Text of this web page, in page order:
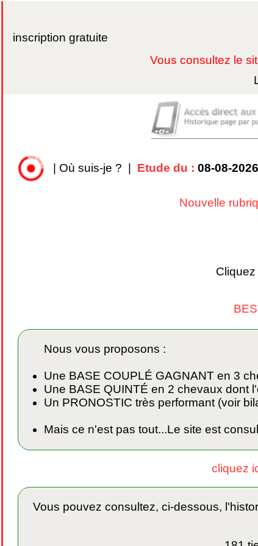
inscription gratuite
Vous consultez le
| Où suis-je ? | Etude du : 08-08-2026
Nouvelle
Nous vous proposons :
Une BASE COUPLÉ GAGNANT en 3
Une BASE QUINTÉ en 2 chevaux dont
Un PRONOSTIC très performant (voir
Mais ce n'est pas tout...Le site est
cliquez
Vous pouvez consultez, ci-dessous,